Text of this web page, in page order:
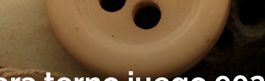
Corchetes
Silicón Tijeras